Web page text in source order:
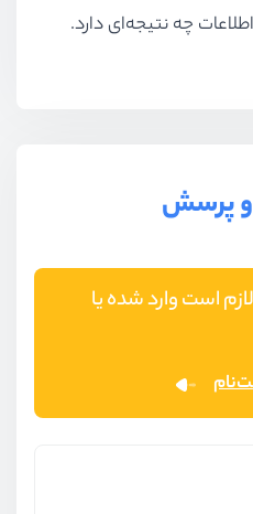
چه نتیجه‌ای دارد.
و پرسش
است وارد شده یا